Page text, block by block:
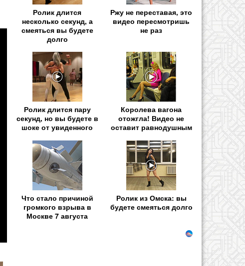
Ролик длится
несколько секунд, а
смеяться вы будете
долго
Ржу не переставая, это
видео пересмотришь
не раз
Ролик длится пару
секунд, но вы будете в
шоке от увиденного
Королева вагона
отожгла! Видео не
оставит равнодушным
Что стало причиной
громкого взрыва в
Москве 7 августа
Ролик из Омска: вы
будете смеяться долго